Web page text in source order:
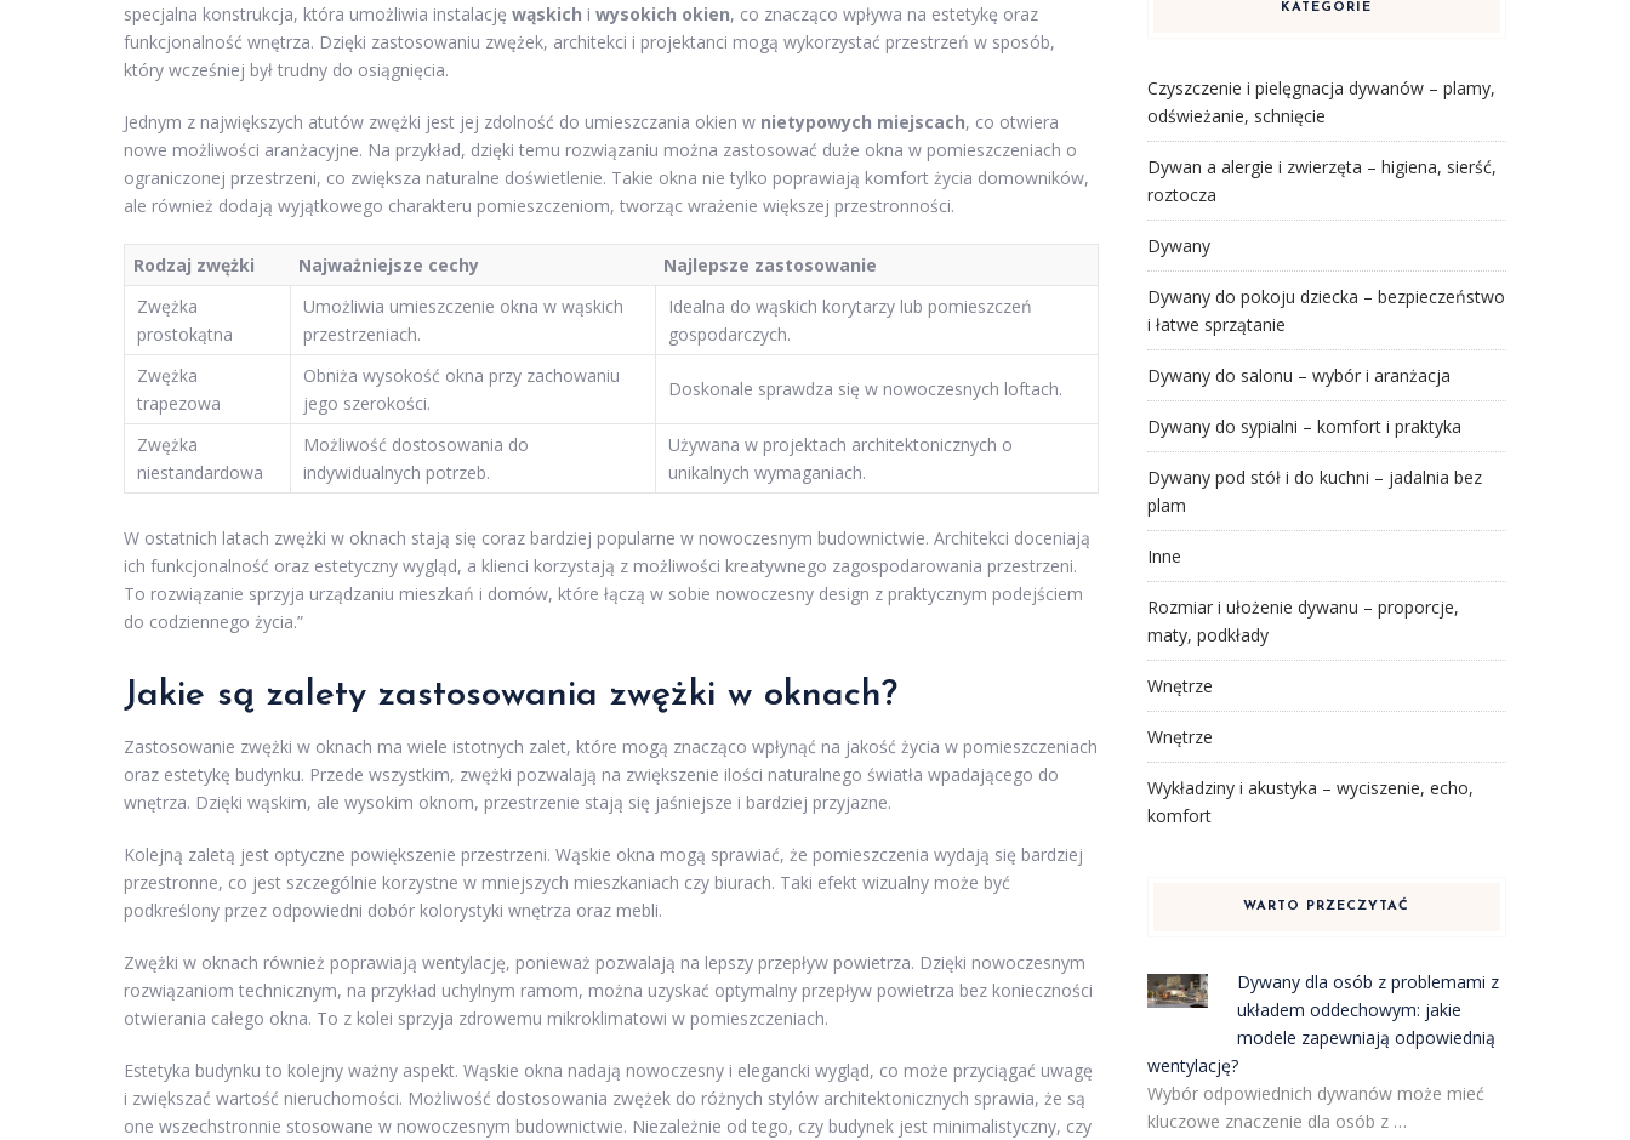
specjalna konstrukcja, która umożliwia instalację wąskich i wysokich okien, co znacząco wpływa na estetykę oraz
funkcjonalność wnętrza. Dzięki zastosowaniu zwężek, architekci i projektanci mogą wykorzystać przestrzeń w sposób,
który wcześniej był trudny do osiągnięcia.
Jednym z największych atutów zwężki jest jej zdolność do umieszczania okien w nietypowych miejscach, co otwiera
nowe możliwości aranżacyjne. Na przykład, dzięki temu rozwiązaniu można zastosować duże okna w pomieszczeniach o
ograniczonej przestrzeni, co zwiększa naturalne doświetlenie. Takie okna nie tylko poprawiają komfort życia domowników,
ale również dodają wyjątkowego charakteru pomieszczeniom, tworząc wrażenie większej przestronności.
Rodzaj zwężki Najważniejsze cechy
Najlepsze zastosowanie
Zwężka
prostokątna
Umożliwia umieszczenie okna w wąskich
przestrzeniach.
Idealna do wąskich korytarzy lub pomieszczeń
gospodarczych.
Zwężka
trapezowa
Obniża wysokość okna przy zachowaniu
jego szerokości.
Doskonale sprawdza się w nowoczesnych loftach.
Zwężka
niestandardowa
Możliwość dostosowania do
indywidualnych potrzeb.
Używana w projektach architektonicznych o
unikalnych wymaganiach.
W ostatnich latach zwężki w oknach stają się coraz bardziej popularne w nowoczesnym budownictwie. Architekci doceniają
ich funkcjonalność oraz estetyczny wygląd, a klienci korzystają z możliwości kreatywnego zagospodarowania przestrzeni.
To rozwiązanie sprzyja urządzaniu mieszkań i domów, które łączą w sobie nowoczesny design z praktycznym podejściem
do codziennego życia.”
Jakie są zalety zastosowania zwężki w oknach?
Zastosowanie zwężki w oknach ma wiele istotnych zalet, które mogą znacząco wpłynąć na jakość życia w pomieszczeniach
oraz estetykę budynku. Przede wszystkim, zwężki pozwalają na zwiększenie ilości naturalnego światła wpadającego do
wnętrza. Dzięki wąskim, ale wysokim oknom, przestrzenie stają się jaśniejsze i bardziej przyjazne.
Kolejną zaletą jest optyczne powiększenie przestrzeni. Wąskie okna mogą sprawiać, że pomieszczenia wydają się bardziej
przestronne, co jest szczególnie korzystne w mniejszych mieszkaniach czy biurach. Taki efekt wizualny może być
podkreślony przez odpowiedni dobór kolorystyki wnętrza oraz mebli.
Zwężki w oknach również poprawiają wentylację, ponieważ pozwalają na lepszy przepływ powietrza. Dzięki nowoczesnym
rozwiązaniom technicznym, na przykład uchylnym ramom, można uzyskać optymalny przepływ powietrza bez konieczności
otwierania całego okna. To z kolei sprzyja zdrowemu mikroklimatowi w pomieszczeniach.
Estetyka budynku to kolejny ważny aspekt. Wąskie okna nadają nowoczesny i elegancki wygląd, co może przyciągać uwagę
i zwiększać wartość nieruchomości. Możliwość dostosowania zwężek do różnych stylów architektonicznych sprawia, że są
one wszechstronnie stosowane w nowoczesnym budownictwie. Niezależnie od tego, czy budynek jest minimalistyczny, czy
KATEGORIE
Czyszczenie i pielęgnacja dywanów – plamy,
odświeżanie, schnięcie
Dywan a alergie i zwierzęta – higiena, sierść,
roztocza
Dywany
Dywany do pokoju dziecka – bezpieczeństwo
i łatwe sprzątanie
Dywany do salonu – wybór i aranżacja
Dywany do sypialni – komfort i praktyka
Dywany pod stół i do kuchni – jadalnia bez
plam
Inne
Rozmiar i ułożenie dywanu – proporcje,
maty, podkłady
Wnętrze
Wnętrze
Wykładziny i akustyka – wyciszenie, echo,
komfort
WARTO PRZECZYTAĆ
Dywany dla osób z problemami z
układem oddechowym: jakie
modele zapewniają odpowiednią
wentylację?
Wybór odpowiednich dywanów może mieć
kluczowe znaczenie dla osób z …